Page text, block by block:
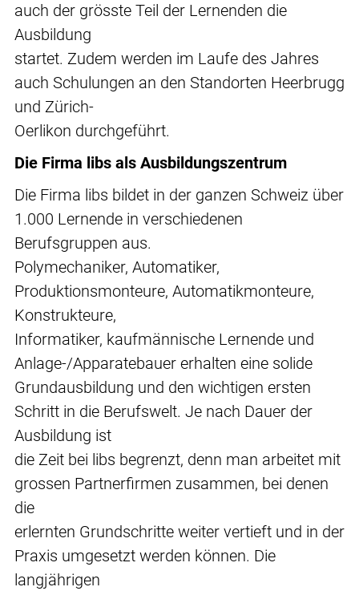
auch der grösste Teil der Lernenden die
Ausbildung
startet. Zudem werden im Laufe des Jahres
auch Schulungen an den Standorten Heerbrugg
und Zürich-
Oerlikon durchgeführt.
Die Firma libs als Ausbildungszentrum
Die Firma libs bildet in der ganzen Schweiz über
1.000 Lernende in verschiedenen
Berufsgruppen aus.
Polymechaniker, Automatiker,
Produktionsmonteure, Automatikmonteure,
Konstrukteure,
Informatiker, kaufmännische Lernende und
Anlage-/Apparatebauer erhalten eine solide
Grundausbildung und den wichtigen ersten
Schritt in die Berufswelt. Je nach Dauer der
Ausbildung ist
die Zeit bei libs begrenzt, denn man arbeitet mit
grossen Partnerfirmen zusammen, bei denen
die
erlernten Grundschritte weiter vertieft und in der
Praxis umgesetzt werden können. Die
langjährigen